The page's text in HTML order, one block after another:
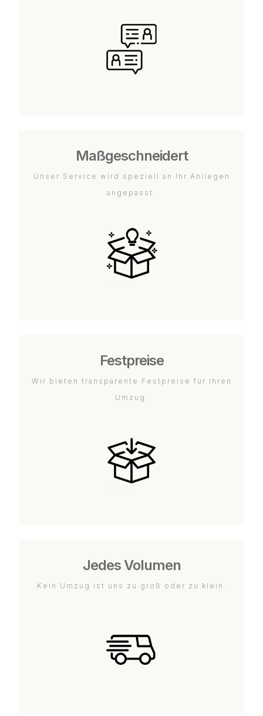
Maßgeschneidert
Unser Service wird speziell an Ihr Anliegen
angepasst.
Festpreise
Wir bieten transparente Festpreise für Ihren
Umzug.
Jedes Volumen
Kein Umzug ist uns zu groß oder zu klein.